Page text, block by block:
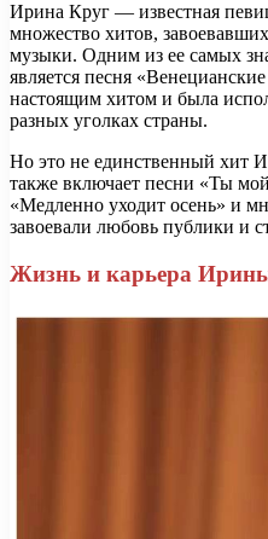
Ирина Круг — известная
множество хитов,
музыки. Одним из ее самых
является песня
настоящим хитом и была
разных уголках страны.
Но это не единственный хит
также включает песни «Ты
«Медленно уходит осень» и
завоевали любовь публики и
Жизнь и карьера